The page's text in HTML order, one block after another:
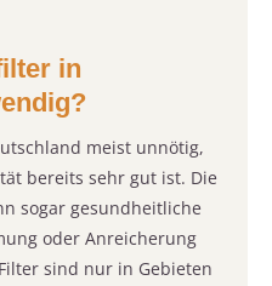
in
meist unnötig,
bereits sehr gut ist. Die
sogar gesundheitliche
oder Anreicherung
sind nur in Gebieten